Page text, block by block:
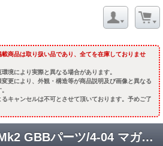
載商品は取り扱い品であり、全てを在庫しておりませ
境により実際と異なる場合があります。
変更により、外観・構造等が商品説明及び画像と異なる
るキャンセルは不可とさせて頂いております。予めご了
NorthEast ステンMk2 GBBパーツ/4-04 マガジンリップ [NEA-STENMK2-4-04] [取寄]